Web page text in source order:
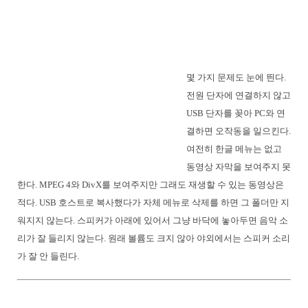
몇 가지 문제도 눈에 띈다.
전원 단자에 연결하지 않고
USB 단자를 꽂아 PC와 연
결하면 오작동을 일으킨다.
여전히 한글 메뉴는 없고
동영상 자막을 보여주지 못
한다. MPEG 4와 DivX를 보여주지만 그래도 재생할 수 있는 동영상은
적다. USB 호스트로 복사했다가 자체 메뉴로 삭제를 하면 그 폴더만 지
워지지 않는다. 스피커가 아래에 있어서 그냥 바닥에 놓아두면 음악 소
리가 잘 들리지 않는다. 원래 볼륨도 크지 않아 야외에서는 스피커 소리
가 잘 안 들린다.